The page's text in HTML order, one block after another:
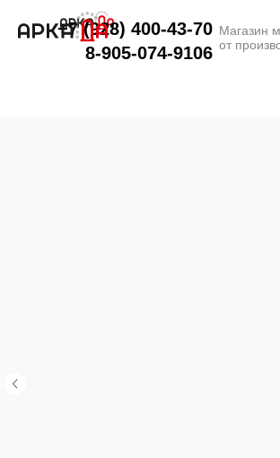
Магазин
от
+7 (928) 400-43-70
8-905-074-9106